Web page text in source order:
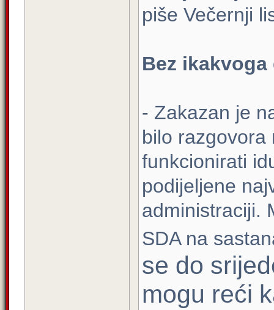
piše Večernji
Bez
- Zakazan je
bilo razgovora
funkcionirati
podijeljene
administraciji.
SDA na
se do
mogu reći